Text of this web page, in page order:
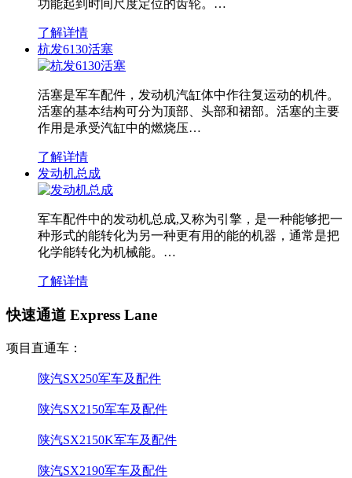
功能起到时间尺度定位的齿轮。…
了解详情
杭发6130活塞
活塞是军车配件，发动机汽缸体中作往复运动的机件。
活塞的基本结构可分为顶部、头部和裙部。活塞的主要
作用是承受汽缸中的燃烧压…
了解详情
发动机总成
军车配件中的发动机总成,又称为引擎，是一种能够把一
种形式的能转化为另一种更有用的能的机器，通常是把
化学能转化为机械能。…
了解详情
快速通道 Express Lane
项目直通车：
陕汽SX250军车及配件
陕汽SX2150军车及配件
陕汽SX2150K军车及配件
陕汽SX2190军车及配件